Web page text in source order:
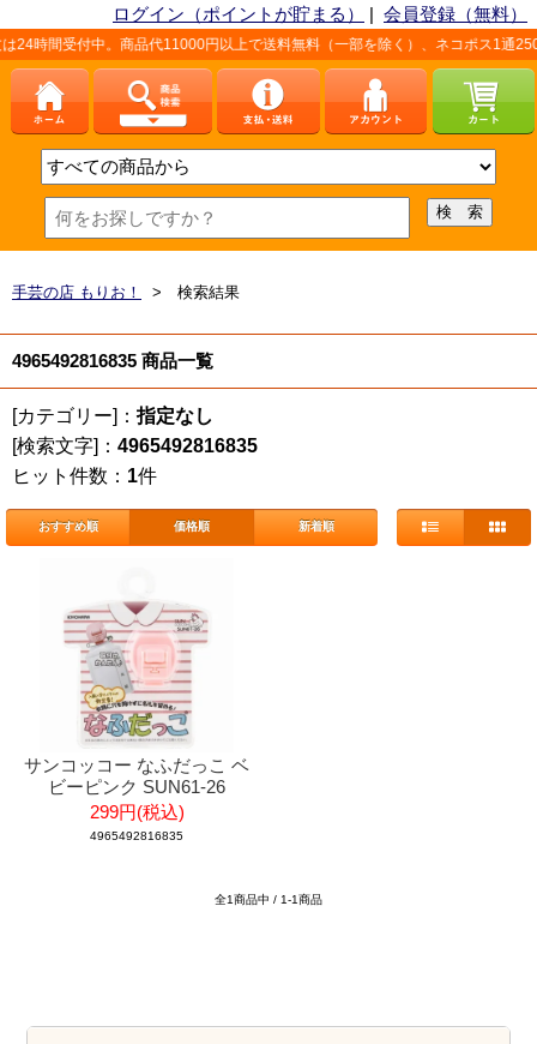
ログイン（ポイントが貯まる） | 会員登録（無料）
時間受付中。商品代11000円以上で送料無料（一部を除く）、ネコポス1通
手芸の店 もりお！ > 検索結果
4965492816835 商品一覧
[カテゴリー]：指定なし
[検索文字]： 4965492816835
ヒット件数： 1件
おすすめ順 価格順 新着順
サンコッコー なふだっこ ベ
ビーピンク SUN61-26
299円(税込)
4965492816835
全1商品中 / 1-1商品